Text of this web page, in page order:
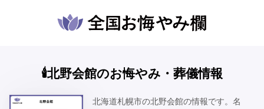
🕯️北野会館のお悔やみ・葬儀情報
北海道札幌市の北野会館の情報です。名